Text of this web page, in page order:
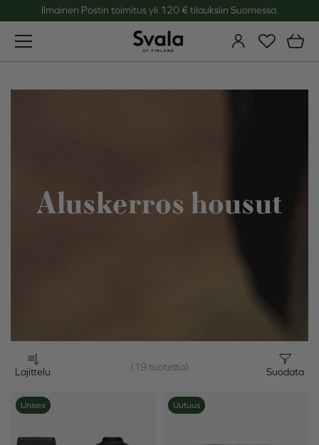
Ilmainen Postin toimitus yli 120 € tilauksiin Suomessa.
Aluskerros housut
Lajittelu (19 tuotetta) Suodata
Unisex Uutuus